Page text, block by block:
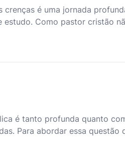
é uma jornada
Como pastor cristão
é tanto profunda quanto
Para abordar essa questão